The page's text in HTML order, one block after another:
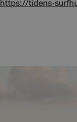
https://tidens-